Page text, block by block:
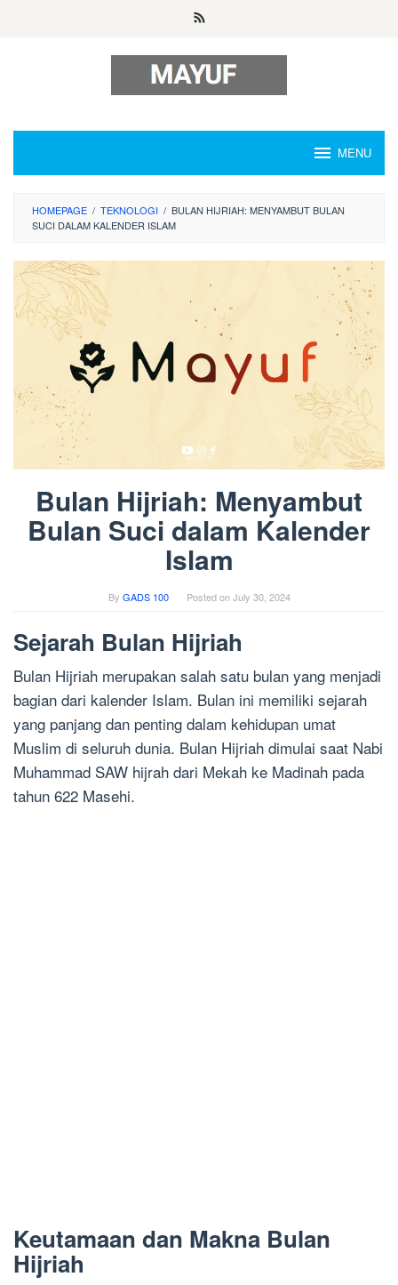
MENU
HOMEPAGE / TEKNOLOGI / BULAN HIJRIAH: MENYAMBUT BULAN
SUCI DALAM KALENDER ISLAM
Bulan Hijriah: Menyambut
Bulan Suci dalam Kalender
Islam
By GADS 100 Posted onJuly 30, 2024
Sejarah Bulan Hijriah
Bulan Hijriah merupakan salah satu bulan yang menjadi
bagian dari kalender Islam. Bulan ini memiliki sejarah
yang panjang dan penting dalam kehidupan umat
Muslim di seluruh dunia. Bulan Hijriah dimulai saat Nabi
Muhammad SAW hijrah dari Mekah ke Madinah pada
tahun 622 Masehi.
Keutamaan dan Makna Bulan
Hijriah